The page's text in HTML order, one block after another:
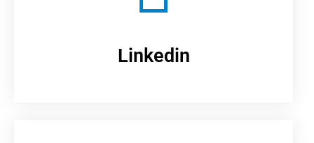
Linkedin